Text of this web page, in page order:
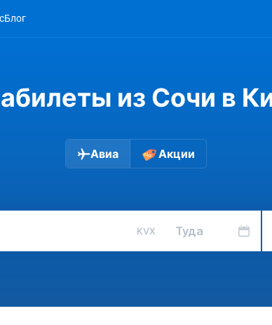
Блог
из Сочи в
Авиа Акции
KVX Туда